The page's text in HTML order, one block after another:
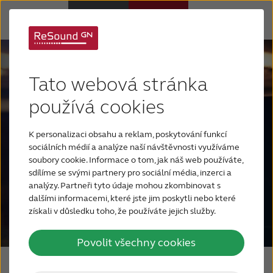
Tato webová stránka
používá cookies
K personalizaci obsahu a reklam, poskytování funkcí
sociálních médií a analýze naší návštěvnosti využíváme
soubory cookie. Informace o tom, jak náš web používáte,
sdílíme se svými partnery pro sociální média, inzerci a
analýzy. Partneři tyto údaje mohou zkombinovat s
dalšími informacemi, které jste jim poskytli nebo které
získali v důsledku toho, že používáte jejich služby.
Povolit všechny cookies
Sluchová ztráta
Proč právě ReSound
Podpora a Péče
FOR JOURNALISTS
FOR PROFESSIONALS